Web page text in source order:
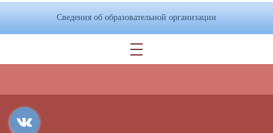
Сведения об образовательной организации